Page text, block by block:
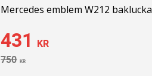
Mercedes emblem W212 baklucka
Nedsatt pris:
431 KR
Ordinarie pris:
750 KR